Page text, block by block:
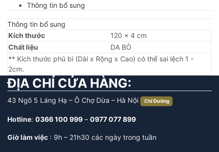
Thông tin bổ sung
Thông tin bổ sung
Kích thước
120 × 4 cm
Chất liệu
DA BÒ
** Kích thước phủ bì (Dài x Rộng x Cao) có thể sai lệch 1 -
2cm.
ĐỊA CHỈ CỬA HÀNG:
43 Ngõ 5 Láng Hạ – Ô Chợ Dừa – Hà Nội Chỉ Đường
Hotline: 0366 100 999 – 0977 077 899
Giờ làm việc : 9h – 21h30 các ngày trong tuần